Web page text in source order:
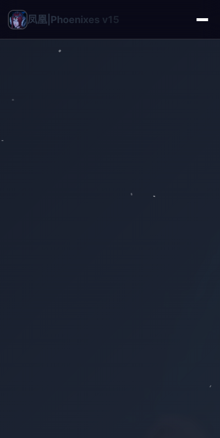
凤凰|Phoenixes v15